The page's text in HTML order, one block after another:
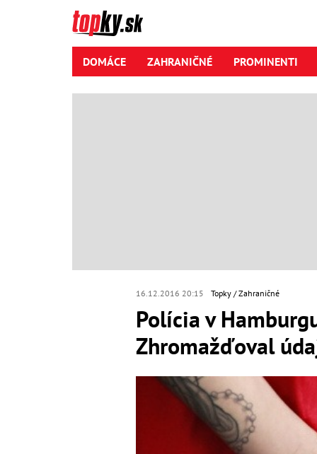
DOMÁCE ZAHRANIČNÉ PROMINENTI
16.12.2016 20:15 Topky Zahraničné
Polícia v
Zhromažďoval